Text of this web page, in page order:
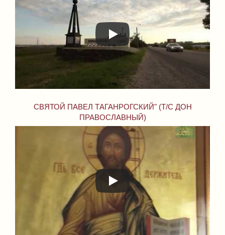
СВЯТОЙ ПАВЕЛ ТАГАНРОГСКИЙ" (Т/С ДОН
ПРАВОСЛАВНЫЙ)